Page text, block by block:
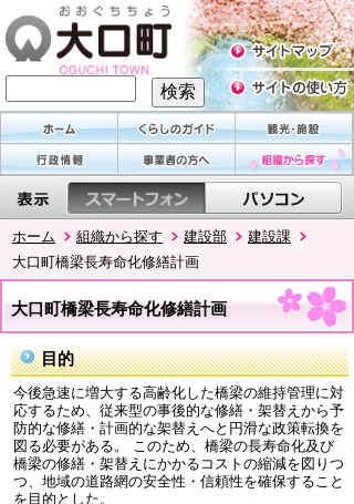
ホーム 組織から探す 建設部
建設課
大口町橋梁長寿命化修繕計画
大口町橋梁長寿命化修繕計画
目的
今後急速に増大する高齢化した橋梁の維持管理に対
応するため、従来型の事後的な修繕・架替えから予
防的な修繕・計画的な架替えへと円滑な政策転換を
図る必要がある。 このため、橋梁の長寿命化及び
橋梁の修繕・架替えにかかるコストの縮減を図りつ
つ、地域の道路網の安全性・信頼性を確保すること
を目的とした。